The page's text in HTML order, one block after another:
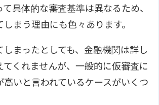
具体的な審査基準は異なるため、
まう理由にも色々あります。
まったとしても、金融機関は詳し
てくれませんが、一般的に仮審査に
高いと言われているケースがいくつ